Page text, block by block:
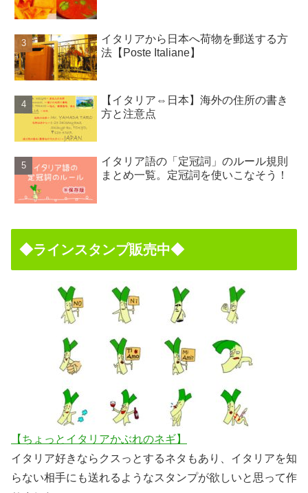
イタリアから日本へ荷物を郵送する方
法【Poste Italiane】
【イタリア⇔日本】海外の住所の書き
方と注意点
イタリア語の「定冠詞」のルール規則
まとめ一覧。定冠詞を使いこなそう！
◆ラインスタンプ販売中◆
【ちょっとイタリアかぶれのネギ】
イタリア好きならクスっとするネタもあり、イタリアを知
らない相手にも送れるようなスタンプが欲しいと思って作